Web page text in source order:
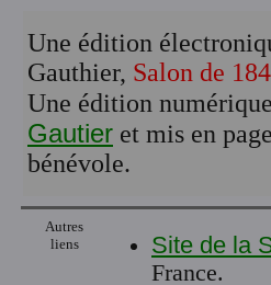
Une édition
Gauthier, Salon de
Une édition
Gautier et mis en
bénévole.
Autres
liens
Site de la
France.